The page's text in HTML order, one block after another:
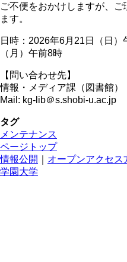
ご不便をおかけしますが、
ます。
日時：2026年6月21日（日
（月）午前8時
【問い合わせ先】
情報・メディア課（図書館）
Mail: kg-lib＠s.shobi-u.ac.jp
タグ
メンテナンス
ページトップ
情報公開
オープンアクセス
学園大学